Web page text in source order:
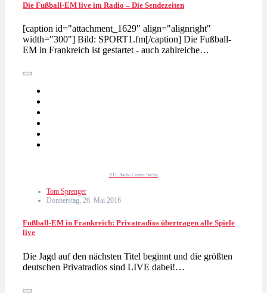
Die Fußball-EM live im Radio – Die Sendezeiten
[caption id="attachment_1629" align="alignright"
width="300"] Bild: SPORT1.fm[/caption] Die Fußball-
EM in Frankreich ist gestartet - auch zahlreiche…
RTL Radio Center Berlin
Tom Sprenger
Donnerstag, 26. Mai 2016
Fußball-EM in Frankreich: Privatradios übertragen alle Spiele
live
Die Jagd auf den nächsten Titel beginnt und die größten
deutschen Privatradios sind LIVE dabei!…